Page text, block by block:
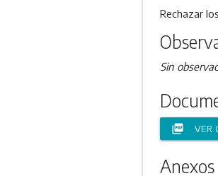
Rechazar
Sin
picture_as_pdf VER
Anexos